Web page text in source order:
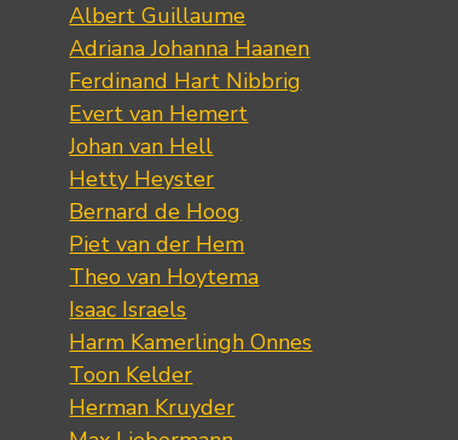
Albert Guillaume
Adriana Johanna Haanen
Ferdinand Hart Nibbrig
Evert van Hemert
Johan van Hell
Hetty Heyster
Bernard de Hoog
Piet van der Hem
Theo van Hoytema
Isaac Israels
Harm Kamerlingh Onnes
Toon Kelder
Herman Kruyder